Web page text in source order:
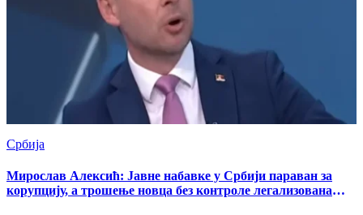
Србија
Мирослав Алексић: Јавне набавке у Србији параван за
корупцију, а трошење новца без контроле легализована